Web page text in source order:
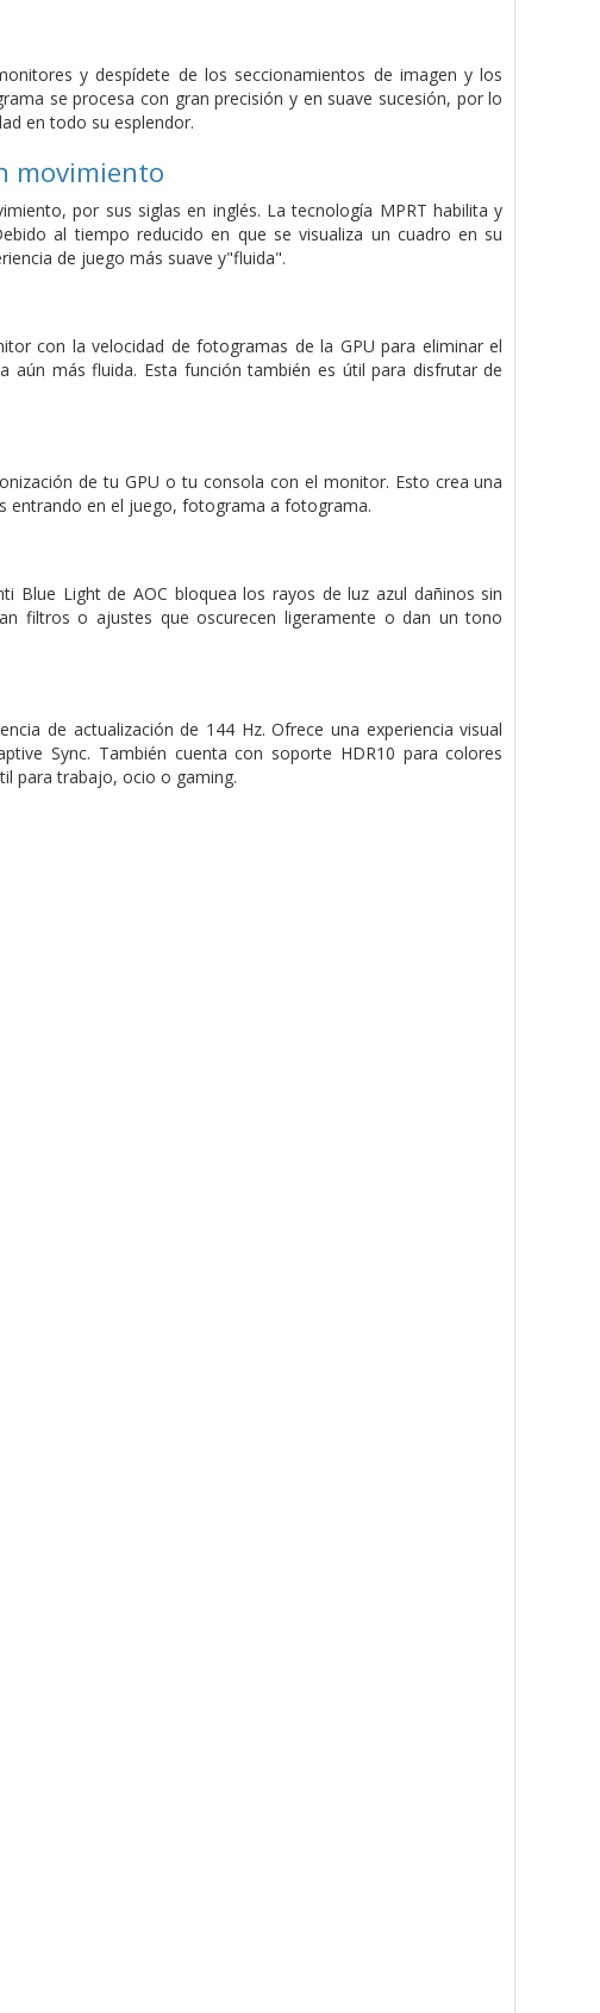
y despídete de los seccionamientos de imagen y los
se procesa con gran precisión y en suave sucesión, por lo
en todo su esplendor.
movimiento
por sus siglas en inglés. La tecnología MPRT habilita y
al tiempo reducido en que se visualiza un cuadro en su
de juego más suave y"fluida".
con la velocidad de fotogramas de la GPU para eliminar el
más fluida. Esta función también es útil para disfrutar de
de tu GPU o tu consola con el monitor. Esto crea una
entrando en el juego, fotograma a fotograma.
Blue Light de AOC bloquea los rayos de luz azul dañinos sin
filtros o ajustes que oscurecen ligeramente o dan un tono
de actualización de 144 Hz. Ofrece una experiencia visual
Sync. También cuenta con soporte HDR10 para colores
para trabajo, ocio o gaming.